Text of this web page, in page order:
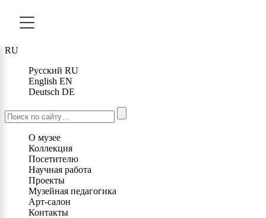
RU
Русский RU
English EN
Deutsch DE
О музее
Коллекция
Посетителю
Научная работа
Проекты
Музейная педагогика
Арт-салон
Контакты